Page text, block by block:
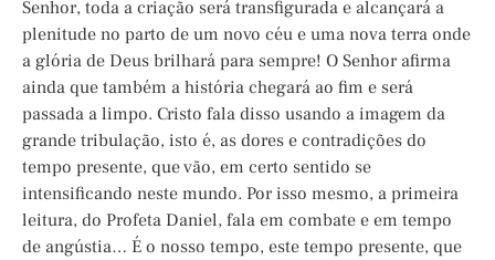
Senhor, toda a criação será transfigurada e alcançará a
plenitude no parto de um novo céu e uma nova terra onde
a glória de Deus brilhará para sempre! O Senhor afirma
ainda que também a história chegará ao fim e será
passada a limpo. Cristo fala disso usando a imagem da
grande tribulação, isto é, as dores e contradições do
tempo presente, que vão, em certo sentido se
intensificando neste mundo. Por isso mesmo, a primeira
leitura, do Profeta Daniel, fala em combate e em tempo
de angústia… É o nosso tempo, este tempo presente, que